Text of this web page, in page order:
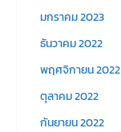
มกราคม 2023
ธันวาคม 2022
พฤศจิกายน 2022
ตุลาคม 2022
กันยายน 2022